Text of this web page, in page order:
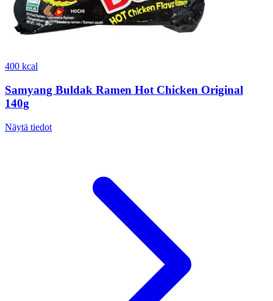
400 kcal
Samyang Buldak Ramen Hot Chicken Original
140g
Näytä tiedot